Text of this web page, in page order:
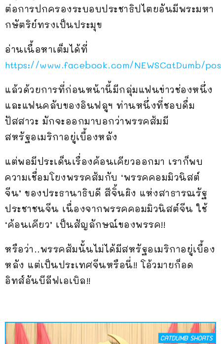
ต่อการปกครองระบอบประชาธิปไตยอันมีพระมหา
กษัตริย์ทรงเป็นประมุข
อ่านเนื้อหาเต็มได้ที่
https://www.facebook.com/NEWSCatDumb/
แล้วด้วยการที่ก่อนหน้านี้มีกลุ่มแฟนข่าวช่องหนึ่ง
และแฟนคลับของอินฟลูฯ ท่านหนึ่งที่ชอบดื่ม
ปัสสาวะ มักจะออกมาบอกว่าพรรคส้มมี
สหรัฐอเมริกาอยู่เบื้องหลัง
แต่พอมีประเด็นเรื่องค้อนเคียวออกมา เราก็พบ
ความเชื่อมโยงพรรคส้มกับ ‘พรรคคอมมิวนิสต์
จีน’ ของประธานาธิบดี สีจิ้นผิง แห่งสาธารณรัฐ
ประชาชนจีน เนื่องจากพรรคคอมมิวนิสต์จีน ใช้
‘ค้อนเคียว’ เป็นสัญลักษณ์ของพรรค!!
หรือว่า..พรรคส้มนั้นไม่ได้มีสหรัฐอเมริกาอยู่เบื้อง
หลัง แต่เป็นประเทศจีนหรือนี่!! โอ้วมายก็อด
อิทส์อันบีลีฟเอเบิล!!